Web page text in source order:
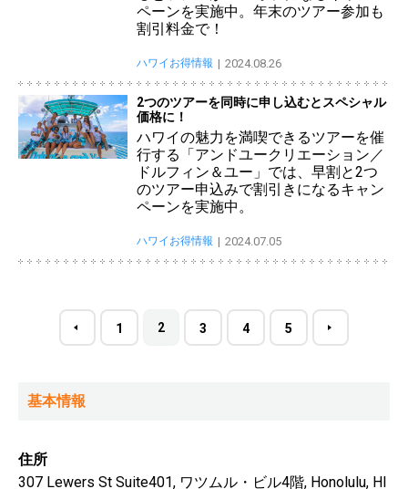
ペーンを実施中。年末のツアー参加も
割引料金で！
ハワイお得情報 2024.08.26
2つのツアーを同時に申し込むとスペシャル
価格に！
ハワイの魅力を満喫できるツアーを催
行する「アンドユークリエーション／
ドルフィン＆ユー」では、早割と2つ
のツアー申込みで割引きになるキャン
ペーンを実施中。
ハワイお得情報 2024.07.05
1 2 3 4 5
基本情報
住所
307 Lewers St Suite401, ワツムル・ビル4階, Honolulu, HI